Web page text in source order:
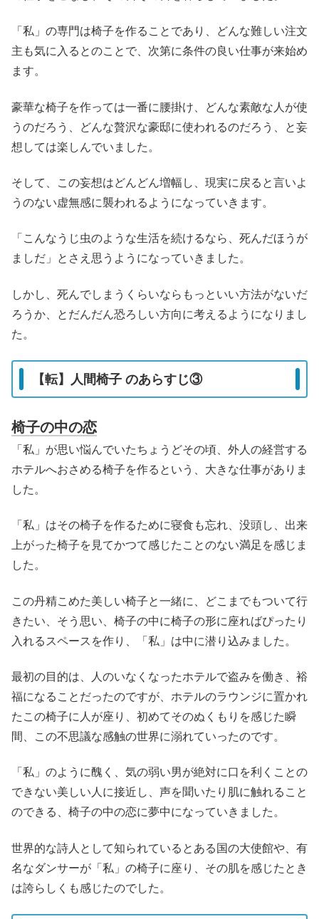
「私」の専門は椅子を作ることであり、どんな難しい注文
主も気に入るとのことで、次第に条件の良い仕事が来始め
ます。
豪華な椅子を作っては一番に腰掛け、どんな素敵な人が使
うのだろう、どんな贅沢な豪邸に使われるのだろう、と妄
想しては楽しんでいました。
そして、この妄想はどんどん増幅し、現実に戻ると言いよ
うのない虚無感に襲われるようになっていきます。
「こんなうじ虫のような生活を続けるなら、死んだほうが
ましだ」とさえ思うようになっていきました。
しかし、死んでしまうくらいならもっといい方法がないだ
ろうか、とだんだん恐ろしい方向に考えるようになりまし
た。
【転】人間椅子 のあらすじ③
椅子の中の恋
「私」が思い悩んでいたちょうどその頃、外人の経営する
ホテルへおさめる椅子を作るという、大きな仕事がありま
した。
「私」はその椅子を作るために寝食も忘れ、没頭し、出来
上がった椅子を見てかつて感じたことのない満足を感じま
した。
この丹精こめた美しい椅子と一緒に、どこまでもついて行
きたい、そう思い、椅子の中に椅子の形に座ればぴったり
入れるスペースを作り、「私」は中に潜り込みました。
最初の目的は、人のいなくなったホテルで盗みを働き、裕
福になることだったのですが、ホテルのラウンジに置かれ
たこの椅子に人が座り、初めてそのぬくもりを感じた瞬
間、この不思議な感触の世界に溺れていったのです。
「私」のように醜く、気の弱い男が絶対に口を利くことの
できない美しい人に接近し、声を聞いたり肌に触れること
のできる、椅子の中の恋に夢中になっていきました。
世界的な詩人として知られているとある国の大使館や、有
名なダンサーが「私」の椅子に座り、その肌を感じたとき
は誇らしくも感じたのでした。